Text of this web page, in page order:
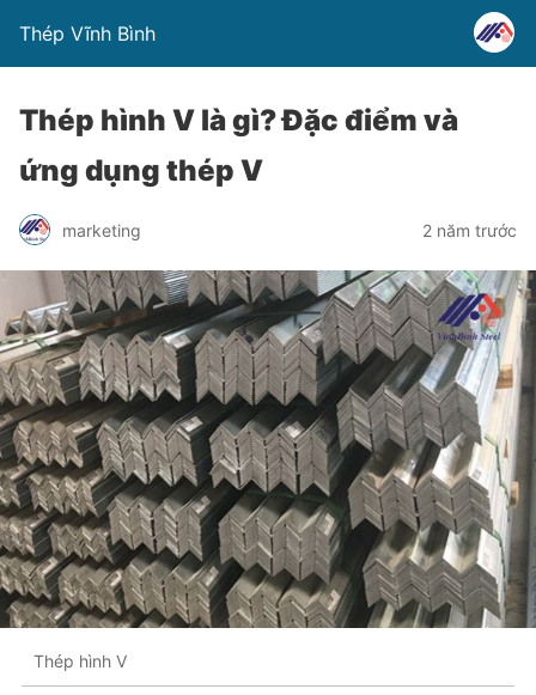
Thép Vĩnh Bình
Thép hình V là gì? Đặc điểm và
ứng dụng thép V
marketing 2 năm trước
Thép hình V